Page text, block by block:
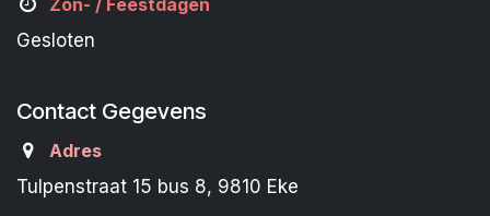
Zon- / Feestdagen
Gesloten
Contact Gegevens
Adres
Tulpenstraat 15 bus 8, 9810 Eke